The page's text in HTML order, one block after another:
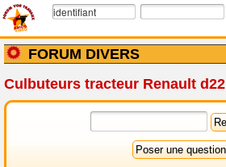
FORUM DIVERS
Culbuteurs tracteur Renault d22